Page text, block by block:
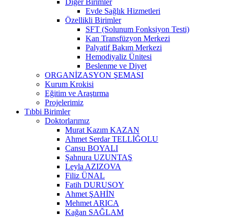
Evde Sağlık Hizmetleri
Özellikli Birimler
SFT (Solunum Fonksiyon Testi)
Kan Transfüzyon Merkezi
Palyatif Bakım Merkezi
Hemodiyaliz Ünitesi
Beslenme ve Diyet
ORGANİZASYON ŞEMASI
Kurum Krokisi
Eğitim ve Araştırma
Projelerimiz
Tıbbi Birimler
Doktorlarımız
Murat Kazım KAZAN
Ahmet Serdar TELLİĞOLU
Cansu BOYALI
Şahnura UZUNTAŞ
Leyla AZIZOVA
Filiz ÜNAL
Fatih DURUSOY
Ahmet ŞAHİN
Mehmet ARICA
Kağan SAĞLAM